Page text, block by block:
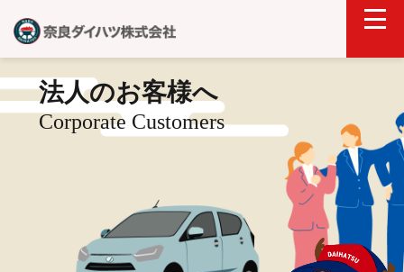
法人のお客様へ
Corporate Customers